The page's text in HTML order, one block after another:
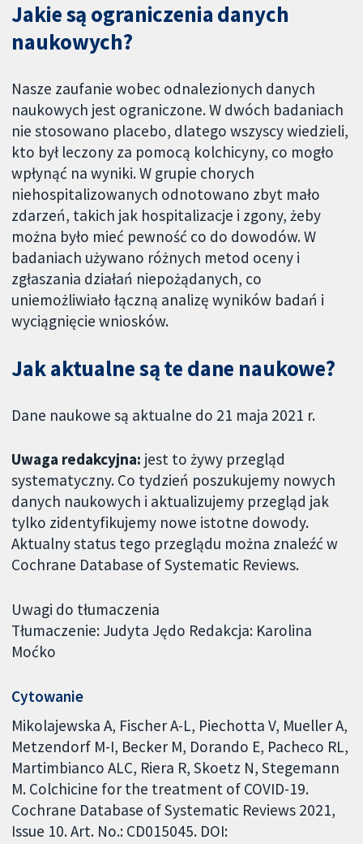
Jakie są ograniczenia danych
naukowych?
Nasze zaufanie wobec odnalezionych danych
naukowych jest ograniczone. W dwóch badaniach
nie stosowano placebo, dlatego wszyscy wiedzieli,
kto był leczony za pomocą kolchicyny, co mogło
wpłynąć na wyniki. W grupie chorych
niehospitalizowanych odnotowano zbyt mało
zdarzeń, takich jak hospitalizacje i zgony, żeby
można było mieć pewność co do dowodów. W
badaniach używano różnych metod oceny i
zgłaszania działań niepożądanych, co
uniemożliwiało łączną analizę wyników badań i
wyciągnięcie wniosków.
Jak aktualne są te dane naukowe?
Dane naukowe są aktualne do 21 maja 2021 r.
Uwaga redakcyjna: jest to żywy przegląd
systematyczny. Co tydzień poszukujemy nowych
danych naukowych i aktualizujemy przegląd jak
tylko zidentyfikujemy nowe istotne dowody.
Aktualny status tego przeglądu można znaleźć w
Cochrane Database of Systematic Reviews.
Uwagi do tłumaczenia
Tłumaczenie: Judyta Jędo Redakcja: Karolina
Moćko
Cytowanie
Mikolajewska A, Fischer A-L, Piechotta V, Mueller A,
Metzendorf M-I, Becker M, Dorando E, Pacheco RL,
Martimbianco ALC, Riera R, Skoetz N, Stegemann
M. Colchicine for the treatment of COVID-19.
Cochrane Database of Systematic Reviews 2021,
Issue 10. Art. No.: CD015045. DOI: